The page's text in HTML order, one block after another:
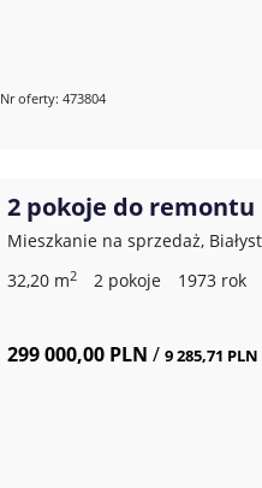
Nr oferty: 473804
2 pokoje do remontu
Mieszkanie na sprzedaż,
32,20 m2 2 pokoje 1973 rok
299 000,00 PLN / 9 285,71 PLN